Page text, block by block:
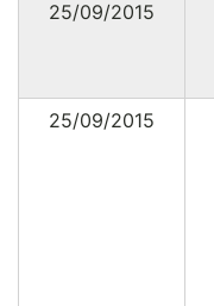
25/09/2015
25/09/2015